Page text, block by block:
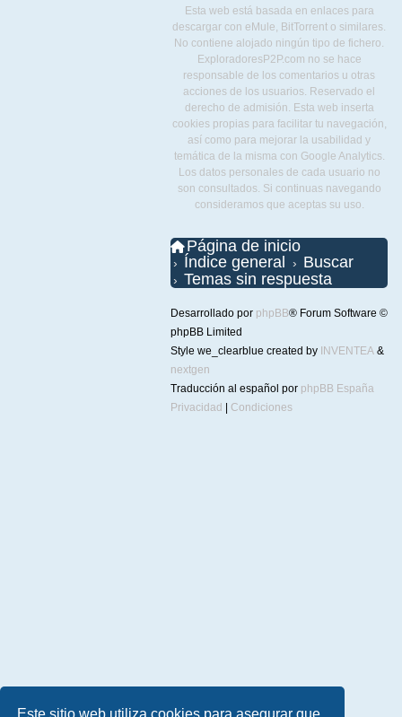
Este sitio web utiliza cookies para asegurar que
Esta web está basada en enlaces para
descargar con eMule, BitTorrent o similares.
No contiene alojado ningún tipo de fichero.
ExploradoresP2P.com no se hace
responsable de los comentarios u otras
acciones de los usuarios. Reservado el
derecho de admisión. Esta web inserta
cookies propias para facilitar tu navegación,
así como para mejorar la usabilidad y
temática de la misma con Google Analytics.
Los datos personales de cada usuario no
son consultados. Si continuas navegando
consideramos que aceptas su uso.
Página de inicio
Índice general
Buscar
Temas sin respuesta
Desarrollado por phpBB® Forum Software ©
phpBB Limited
Style we_clearblue created by INVENTEA &
nextgen
Traducción al español por phpBB España
Privacidad
Condiciones